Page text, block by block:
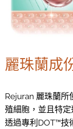
麗珠蘭成
Rejuran 麗珠蘭所
殖細胞，並且特
透過專利DOT™技